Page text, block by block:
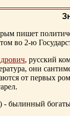
пишет
во 2-ю
, русский
они
от первых
- былинный